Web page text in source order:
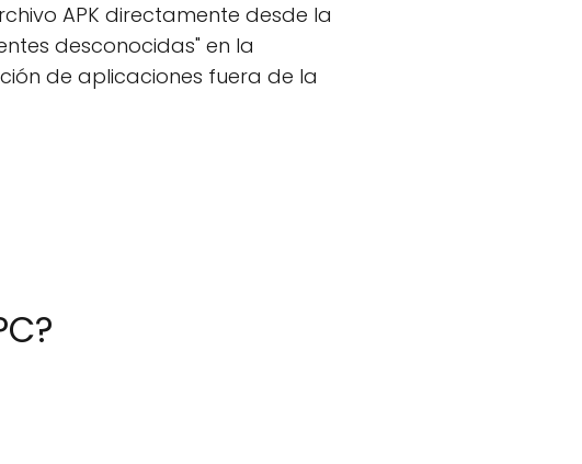
APK directamente desde la
desconocidas" en la
de aplicaciones fuera de la